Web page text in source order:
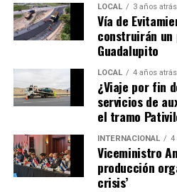
y el reconocimiento de sus
Emprendedor 2026”.
Las inscripciones son
abiertas en la webhttps://
emprendedor/
hasta el 23 de
emprendedores con negocios
de un año de fundados. Con
reafirma su compromiso de
acompañando el crecimiento
peruanos a lo largo de todo el
LOCAL 3 años atrás
Vía de
construirán un
Guadalupito
LOCAL 4 años atrás
¿Viaje por fin
servicios de
el tramo
INTERNACIONAL 4
Viceministro
producción
crisis’